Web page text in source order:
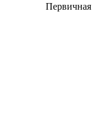
Первичная